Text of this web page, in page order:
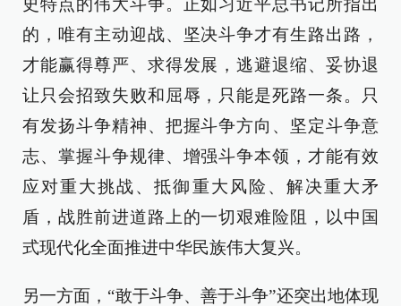
史特点的伟大斗争。正如习近平总书记所指出
的，唯有主动迎战、坚决斗争才有生路出路，
才能赢得尊严、求得发展，逃避退缩、妥协退
让只会招致失败和屈辱，只能是死路一条。只
有发扬斗争精神、把握斗争方向、坚定斗争意
志、掌握斗争规律、增强斗争本领，才能有效
应对重大挑战、抵御重大风险、解决重大矛
盾，战胜前进道路上的一切艰难险阻，以中国
式现代化全面推进中华民族伟大复兴。
另一方面，“敢于斗争、善于斗争”还突出地体现